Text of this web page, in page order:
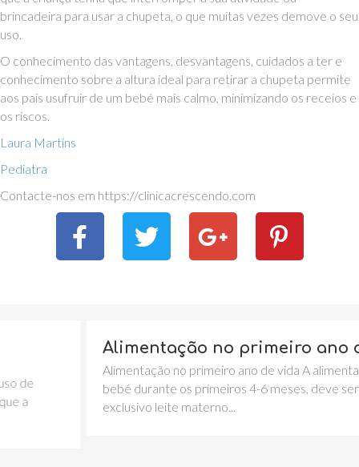
brincadeira para usar a chupeta, o que muitas vezes demove o seu
uso.
O conhecimento das vantagens, desvantagens, cuidados a ter e
conhecimento sobre a altura ideal para retirar a chupeta permite
aos pais usufruir de um bebé mais calmo, minimizando os receios e
os riscos.
Laura Martins
Pediatra
Contacte-nos em https://clinicacrescendo.com
Alimentação no primeiro ano de vida
Alimentação no primeiro ano de vida A alimentação do
bebé durante os primeiros 4-6 meses, deve ser em
exclusivo leite materno...